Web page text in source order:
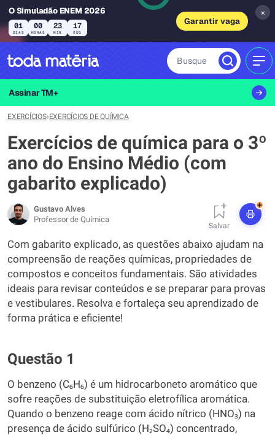
O Simuladão ENEM 2026
01
DIAS
00
HORAS
23
MIN
17
SEG
Garantir vaga
×
Busque
Assinar TM+
EXERCÍCIOS›EXERCÍCIOS DE QUÍMICA
Exercícios de química para o 3º
ano do Ensino Médio (com
gabarito explicado)
Gustavo Alves
Professor de Química
Salvar
+
Com gabarito explicado, as questões abaixo ajudam na
compreensão de reações químicas, propriedades de
compostos e conceitos fundamentais. São atividades
ideais para revisar conteúdos e se preparar para provas
e vestibulares. Resolva e fortaleça seu aprendizado de
forma prática e eficiente!
Questão 1
O benzeno (C₆H₆) é um hidrocarboneto aromático que
sofre reações de substituição eletrofílica aromática.
Quando o benzeno reage com ácido nítrico (HNO₃) na
presença de ácido sulfúrico (H₂SO₄) concentrado,